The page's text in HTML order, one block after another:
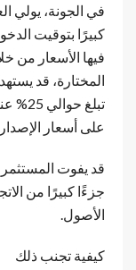
في الجونة، يولي
كبيرًا بتوقيت
فيها الأسعار من
المختارة، قد
تبلغ
على أسعار
قد يفوت
جزءًا كبيرًا من
الأصول.
كيفية تجنب ذلك